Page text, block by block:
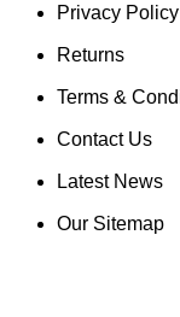
Privacy Policy
Returns
Terms &
Contact Us
Latest News
Our Sitemap